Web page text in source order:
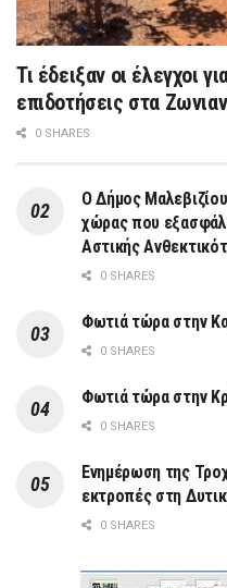
Τι έδειξαν οι έλεγχοι
επιδοτήσεις στα
0 SHARES
Ο Δήμος
χώρας που
Αστικής
0 SHARES
Φωτιά τώρα στην
0 SHARES
Φωτιά τώρα στην
0 SHARES
Ενημέρωση της
εκτροπές στη
0 SHARES